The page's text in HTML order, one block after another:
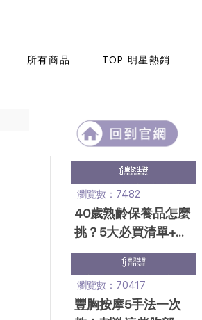
所有商品 TOP 明星熱銷
瀏覽數：7482
40歲熟齡保養品怎麼
挑？5大必買清單+緊
緻保養步驟，專家推
瀏覽數：70417
豐胸按摩5手法一次